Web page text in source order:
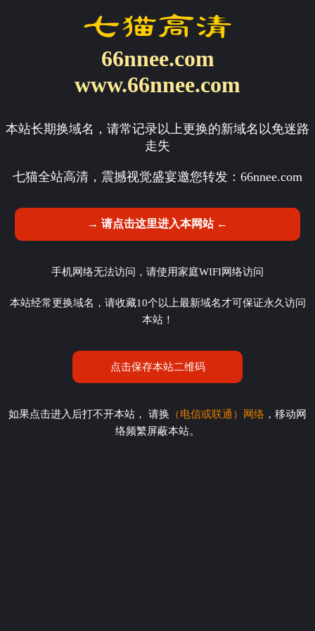
66nnee.com
www.66nnee.com
本站长期换域名，请常记录以上更换的新域名以免迷路
走失
七猫全站高清，震撼视觉盛宴邀您转发： 66nnee.com
→ 请点击这里进入本网站 ←
手机网络无法访问，请使用家庭WIFI网络访问
本站经常更换域名，请收藏10个以上最新域名才可保证永久访问
本站！
点击保存本站二维码
如果点击进入后打不开本站， 请换 （电信或联通）网络 ，移动网
络频繁屏蔽本站。